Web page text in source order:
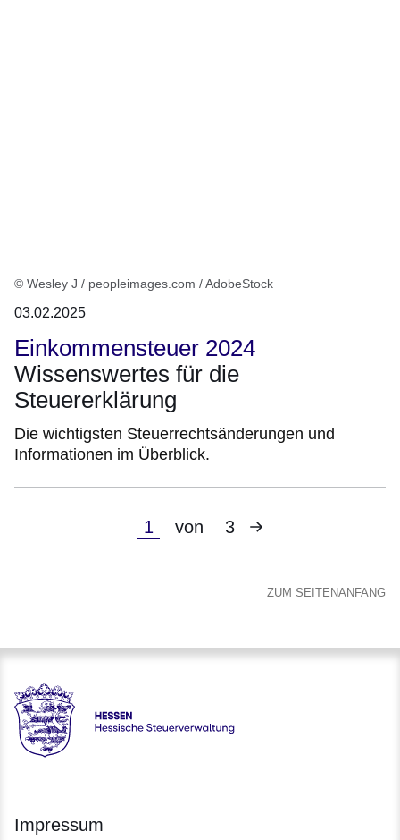
© Wesley J / peopleimages.com / AdobeStock
03.02.2025
Einkommensteuer 2024
Wissenswertes für die
Steuererklärung
Die wichtigsten Steuerrechtsänderungen und
Informationen im Überblick.
Aktuelle
1 von 3
Nächste
ZUM SEITENANFANG
Hessen - Hessische Steuerverwaltung
Impressum